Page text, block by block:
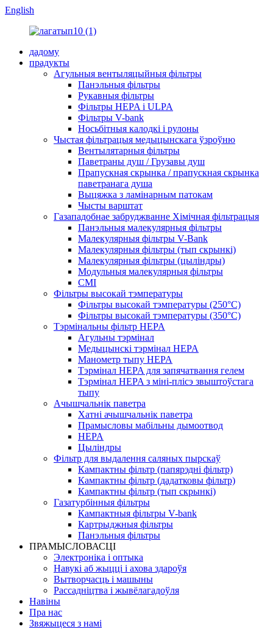
English
дадому
прадукты
Агульныя вентыляцыйныя фільтры
Панэльныя фільтры
Рукавныя фільтры
Фільтры HEPA і ULPA
Фільтры V-bank
Носьбітныя калодкі і рулоны
Чыстая фільтрацыя медыцынскага ўзроўню
Вентылятарныя фільтры
Паветраны душ / Грузавы душ
Прапускная скрынка / прапускная скрынка
паветранага душа
Выцяжка з ламінарным патокам
Чысты варштат
Газападобнае забруджванне Хімічная фільтрацыя
Панэльныя малекулярныя фільтры
Малекулярныя фільтры V-Bank
Малекулярныя фільтры (тып скрынкі)
Малекулярныя фільтры (цыліндры)
Модульныя малекулярныя фільтры
СМІ
Фільтры высокай тэмпературы
Фільтры высокай тэмпературы (250°C)
Фільтры высокай тэмпературы (350°C)
Тэрмінальны фільтр HEPA
Агульны тэрмінал
Медыцынскі тэрмінал HEPA
Манометр тыпу HEPA
Тэрмінал HEPA для запячатвання гелем
Тэрмінал HEPA з міні-плісэ звыштоўстага
тыпу
Ачышчальнік паветра
Хатні ачышчальнік паветра
Прамысловы мабільны дымоотвод
HEPA
Цыліндры
Фільтр для выдалення саляных пырскаў
Кампактны фільтр (папярэдні фільтр)
Кампактны фільтр (дадатковы фільтр)
Кампактны фільтр (тып скрынкі)
Газатурбінныя фільтры
Кампактныя фільтры V-bank
Картрыджныя фільтры
Панэльныя фільтры
ПРАМЫСЛОВАСЦІ
Электроніка і оптыка
Навукі аб жыцці і ахова здароўя
Вытворчасць і машыны
Рассадніцтва і жывёлагадоўля
Навіны
Пра нас
Звяжыцеся з намі